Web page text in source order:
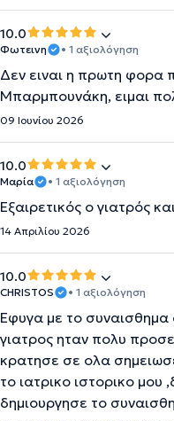
10.0
Φωτεινη • 1 αξιολόγηση
Δεν ειναι η πρωτη φορα
Μπαρμπουνάκη, ειμαι
09 Ιουνίου 2026
10.0
Μαρία • 1 αξιολόγηση
Εξαιρετικός ο γιατρός
14 Απριλίου 2026
10.0
CHRISTOS • 1 αξιολόγηση
Εφυγα με το
γιατρος ηταν πολυ
κρατησε σε ολα
το ιατρικο ιστορικο
δημιουργησε το